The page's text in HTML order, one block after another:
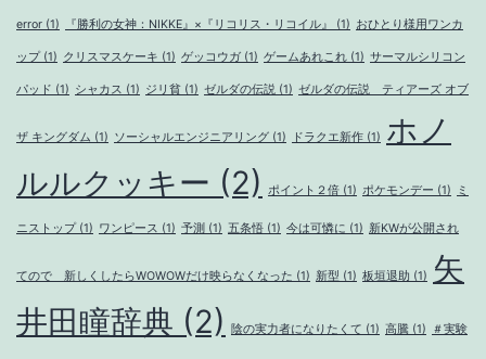
error (1) 『勝利の女神：NIKKE』×『リコリス・リコイル』 (1) おひとり様用ワンカ
ップ (1) クリスマスケーキ (1) ゲッコウガ (1) ゲームあれこれ (1) サーマルシリコン
パッド (1) シャカス (1) ジリ貧 (1) ゼルダの伝説 (1) ゼルダの伝説 ティアーズ オブ
ザ キングダム (1) ソーシャルエンジニアリング (1) ドラクエ新作 (1) ホノ
ルルクッキー (2) ポイント２倍 (1) ポケモンデー (1) ミ
ニストップ (1) ワンピース (1) 予測 (1) 五条悟 (1) 今は可憐に (1) 新KWが公開され
てので 新しくしたらWOWOWだけ映らなくなった (1) 新型 (1) 板垣退助 (1)
矢
井田瞳辞典 (2) 陰の実力者になりたくて (1) 高騰 (1) ＃実験